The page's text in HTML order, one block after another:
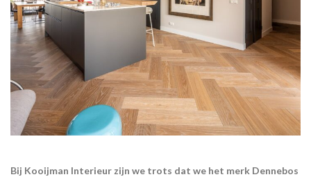
Bij Kooijman Interieur zijn we trots dat we het merk Dennebos